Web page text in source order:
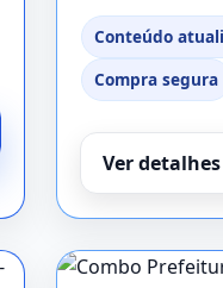
Conteúdo
Compra segura
Ver detalhes